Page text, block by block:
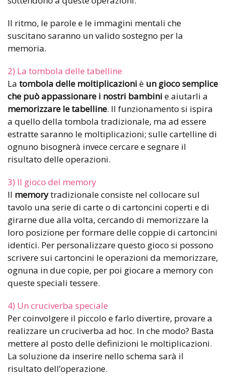
Il ritmo, le parole e le immagini mentali che
suscitano saranno un valido sostegno per la
memoria.
2) La tombola delle tabelline
La tombola delle moltiplicazioni è un gioco semplice
che può appassionare i nostri bambini e aiutarli a
memorizzare le tabelline. Il funzionamento si ispira
a quello della tombola tradizionale, ma ad essere
estratte saranno le moltiplicazioni; sulle cartelline di
ognuno bisognerà invece cercare e segnare il
risultato delle operazioni.
3) Il gioco del memory
Il memorytradizionale consiste nel collocare sul
tavolo una serie di carte o di cartoncini coperti e di
girarne due alla volta, cercando di memorizzare la
loro posizione per formare delle coppie di cartoncini
identici. Per personalizzare questo gioco si possono
scrivere sui cartoncini le operazioni da memorizzare,
ognuna in due copie, per poi giocare a memory con
queste speciali tessere.
4) Un cruciverba speciale
Per coinvolgere il piccolo e farlo divertire, provare a
realizzare un cruciverba ad hoc. In che modo? Basta
mettere al posto delle definizioni le moltiplicazioni.
La soluzione da inserire nello schema sarà il
risultato dell’operazione.